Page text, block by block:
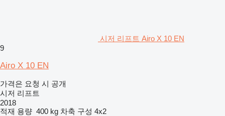
시저 리프트 Airo X 10 EN
9
Airo X 10 EN
가격은 요청 시 공개
시저 리프트
2018
적재 용량 400 kg 차축 구성 4x2